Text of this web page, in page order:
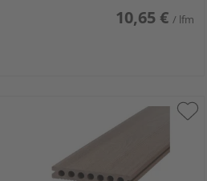
10,65 € / lfm